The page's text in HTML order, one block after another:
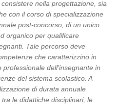
nella progettazione, sia
con il corso di specializzazione
post-concorso, di un unico
organico per qualificare
Tale percorso deve
che caratterizzino in
dell’insegnante in
del sistema scolastico. A
di durata annuale
le didattiche disciplinari, le